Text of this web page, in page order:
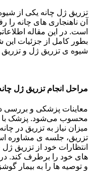
تزریق ژل چانه یکی از
آن ناهنجاری های چانه را
است. در این مقاله
بطور کامل از جزئیات این
شیوه ی تزریق ژل و تزریق
مراحل انجام تزریق ژل
معاینات پزشکی و بررسی
محسوب می‌شود. پزشک با
میزان نیاز به تزریق در
تزریق، جلسه ی مشاوره
انتظارات خود از تزریق
های خود را برطرف کند.
و توصیه ها را به بیمار